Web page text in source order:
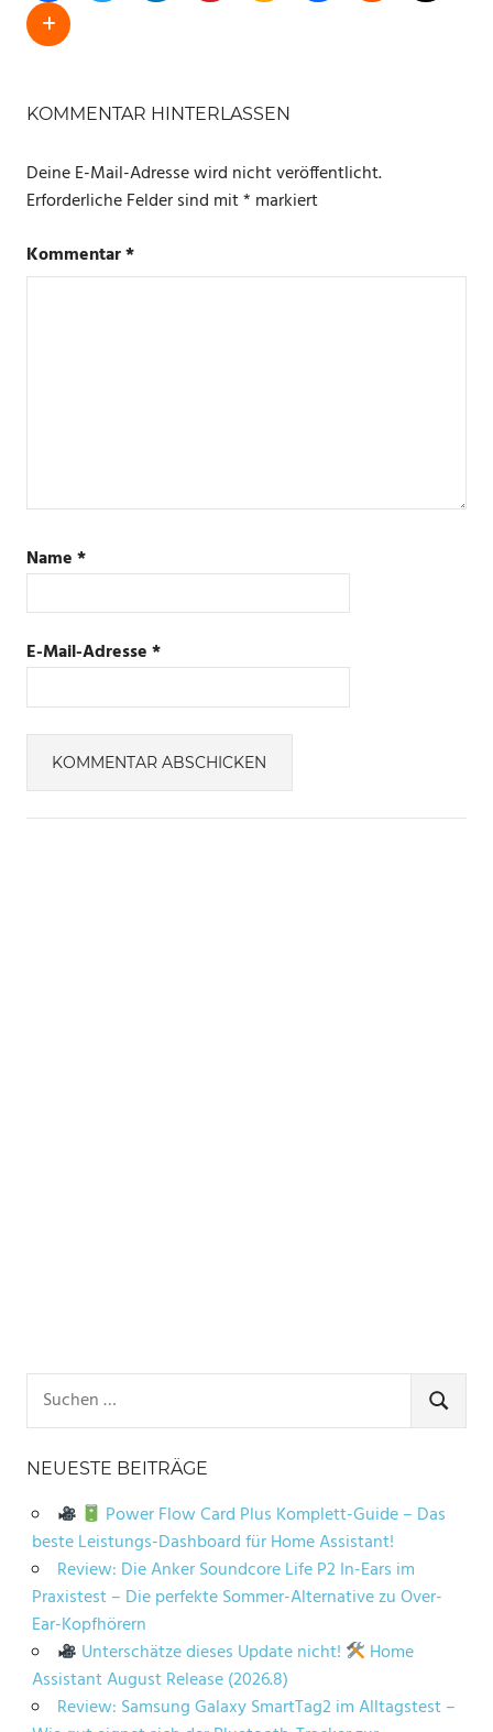
ALEXA
KOMMENTAR HINTERLASSEN
Deine E-Mail-Adresse wird nicht veröffentlicht.
Erforderliche Felder sind mit* markiert
Kommentar*
Name*
E-Mail-Adresse*
nach:
SUCHEN
NEUESTE BEITRÄGE
Power Flow Card Plus Komplett-Guide – Das
beste Leistungs-Dashboard für Home Assistant!
Review: Die Anker Soundcore Life P2 In-Ears im
Praxistest – Die perfekte Sommer-Alternative zu Over-
Ear-Kopfhörern
Unterschätze dieses Update nicht!
Home
Assistant August Release (2026.8)
Review: Samsung Galaxy SmartTag2 im Alltagstest –